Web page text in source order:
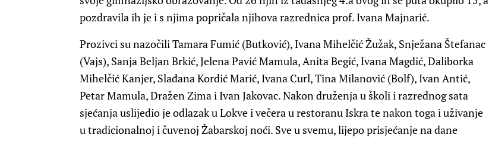
pozdravila ih je i s njima popričala njihova razrednica prof. Ivana Majnarić.
Prozivci su nazočili Tamara Fumić (Butković), Ivana Mihelčić Žužak, Snježana Štefanac
(Vajs), Sanja Beljan Brkić, Jelena Pavić Mamula, Anita Begić, Ivana Magdić, Daliborka
Mihelčić Kanjer, Slađana Kordić Marić, Ivana Curl, Tina Milanović (Bolf), Ivan Antić,
Petar Mamula, Dražen Zima i Ivan Jakovac. Nakon druženja u školi i razrednog sata
sjećanja uslijedio je odlazak u Lokve i večera u restoranu Iskra te nakon toga i uživanje
u tradicionalnoj i čuvenoj Žabarskoj noći. Sve u svemu, lijepo prisjećanje na dane